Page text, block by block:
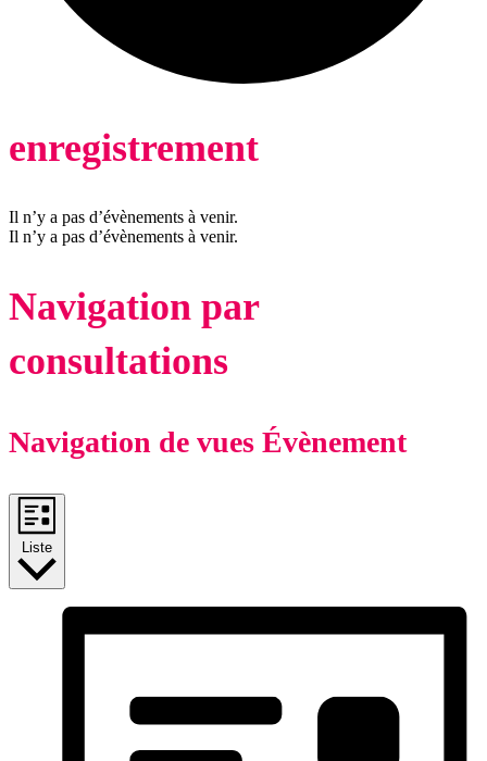
enregistrement
Il n’y a pas d’évènements à venir.
Il n’y a pas d’évènements à venir.
Navigation par
consultations
Navigation de vues Évènement
Liste